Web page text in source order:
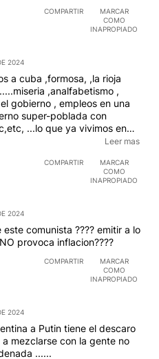
COMPARTIR
MARCAR
COMO
INAPROPIADO
2024
a cuba ,formosa, ,la rioja
,analfabetismo ,
gobierno , empleos en una
super-poblada con
...lo que ya vivimos en
no soy mileista pero ya pase
curro !!!
Leer mas
COMPARTIR
MARCAR
COMO
INAPROPIADO
2024
comunista ???? emitir a lo
provoca inflacion????
COMPARTIR
MARCAR
COMO
INAPROPIADO
2024
a Putin tiene el descaro
mezclarse con la gente no
......